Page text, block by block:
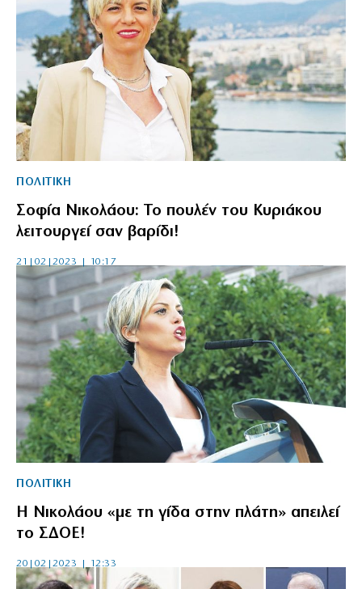
ΠΟΛΙΤΙΚΗ
Σοφία Νικολάου: Το πουλέν του Κυριάκου
λειτουργεί σαν βαρίδι!
21|02|2023 | 10:17
ΠΟΛΙΤΙΚΗ
Η Νικολάου «με τη γίδα στην πλάτη» απειλεί
το ΣΔΟΕ!
20|02|2023 | 12:33